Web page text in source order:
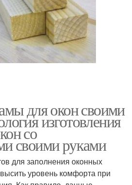
для окон своими
изготовления
со
своими руками
для заполнения оконных
уровень комфорта при